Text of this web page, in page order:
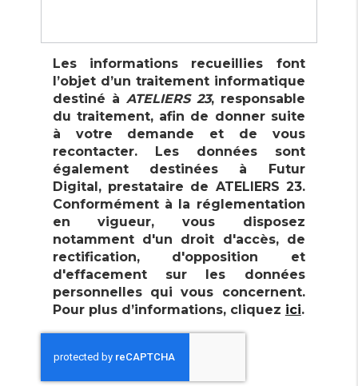
Les informations recueillies font
l’objet d’un traitement informatique
destiné à ATELIERS 23, responsable
du traitement, afin de donner suite
à votre demande et de vous
recontacter. Les données sont
également destinées à Futur
Digital, prestataire de ATELIERS 23.
Conformément à la réglementation
en vigueur, vous disposez
notamment d'un droit d'accès, de
rectification, d'opposition et
d'effacement sur les données
personnelles qui vous concernent.
Pour plus d’informations, cliquez ici.
Enseigne et signalétique